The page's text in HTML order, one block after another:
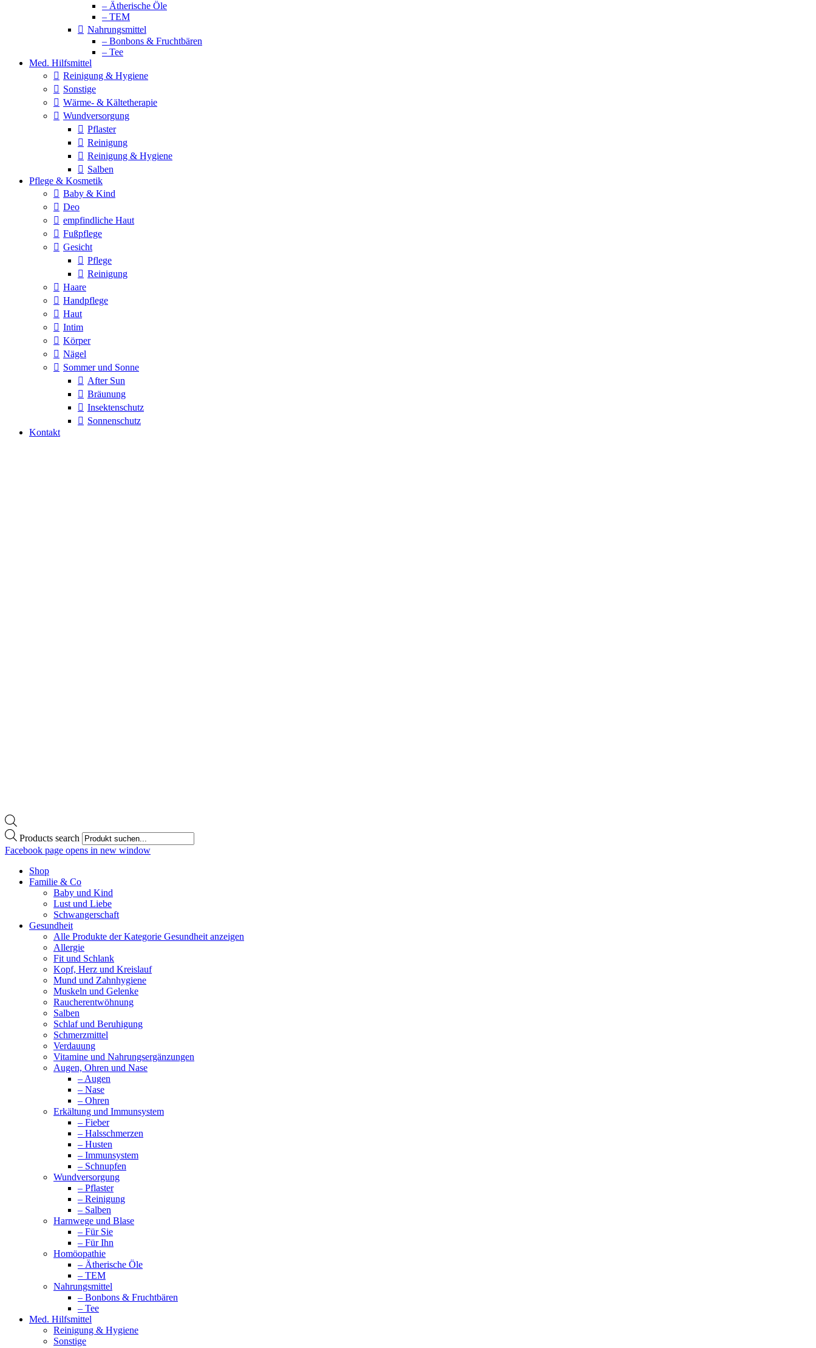
– Ätherische Öle
– TEM
Nahrungsmittel
– Bonbons & Fruchtbären
– Tee
Med. Hilfsmittel
Reinigung & Hygiene
Sonstige
Wärme- & Kältetherapie
Wundversorgung
Pflaster
Reinigung
Reinigung & Hygiene
Salben
Pflege & Kosmetik
Baby & Kind
Deo
empfindliche Haut
Fußpflege
Gesicht
Pflege
Reinigung
Haare
Handpflege
Haut
Intim
Körper
Nägel
Sommer und Sonne
After Sun
Bräunung
Insektenschutz
Sonnenschutz
Kontakt
Products search
Facebook page opens in new window
Shop
Familie & Co
Baby und Kind
Lust und Liebe
Schwangerschaft
Gesundheit
Alle Produkte der Kategorie Gesundheit anzeigen
Allergie
Fit und Schlank
Kopf, Herz und Kreislauf
Mund und Zahnhygiene
Muskeln und Gelenke
Raucherentwöhnung
Salben
Schlaf und Beruhigung
Schmerzmittel
Verdauung
Vitamine und Nahrungsergänzungen
Augen, Ohren und Nase
– Augen
– Nase
– Ohren
Erkältung und Immunsystem
– Fieber
– Halsschmerzen
– Husten
– Immunsystem
– Schnupfen
Wundversorgung
– Pflaster
– Reinigung
– Salben
Harnwege und Blase
– Für Sie
– Für Ihn
Homöopathie
– Ätherische Öle
– TEM
Nahrungsmittel
– Bonbons & Fruchtbären
– Tee
Med. Hilfsmittel
Reinigung & Hygiene
Sonstige